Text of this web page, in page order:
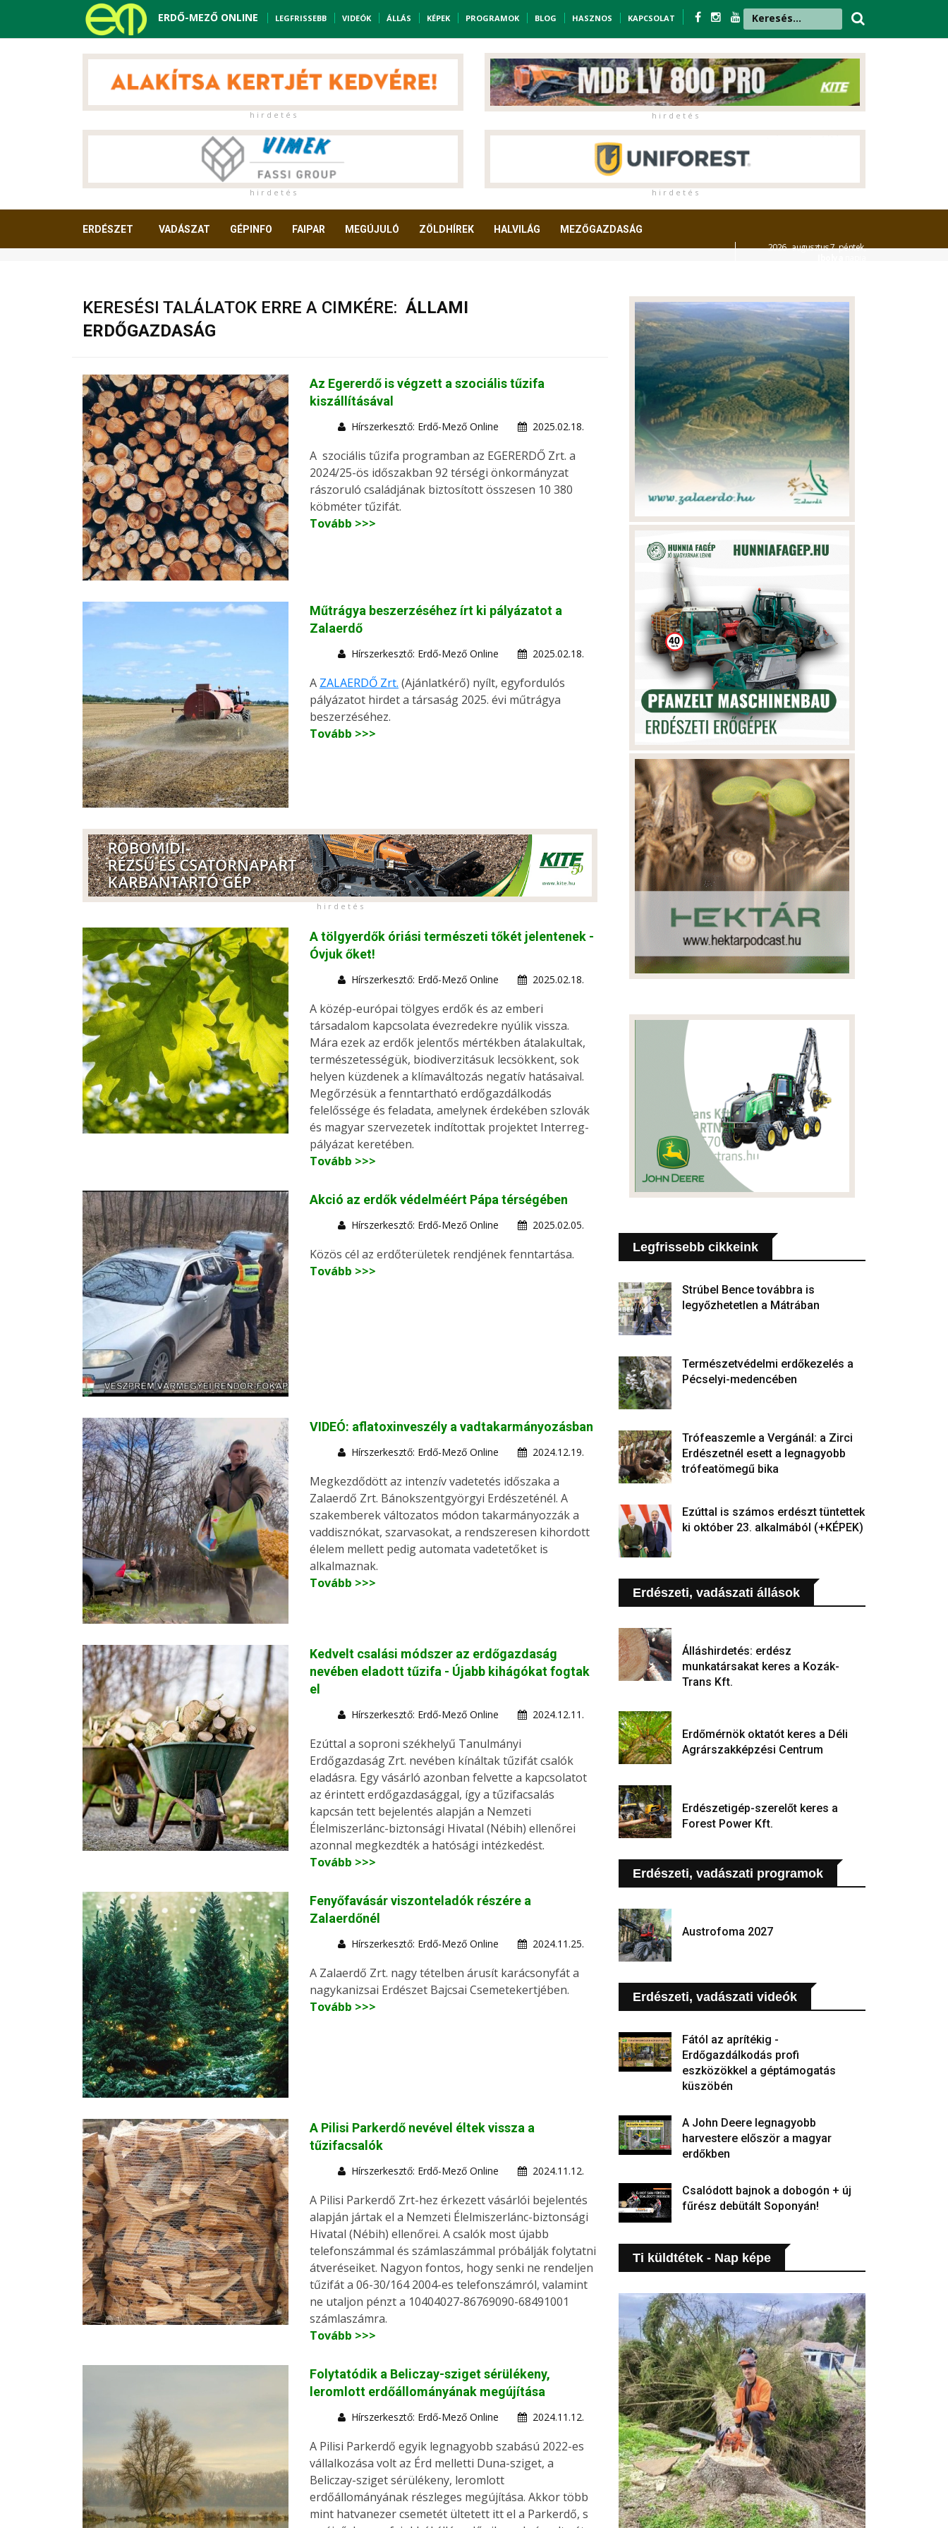
ERDŐ-MEZŐ ONLINE LEGFRISSEBB VIDEÓK ÁLLÁS KÉPEK PROGRAMOK BLOG HASZNOS KAPCSOLAT
h i r d e t é s h i r d e t é s
h i r d e t é s h i r d e t é s
ERDÉSZET VADÁSZAT GÉPINFO FAIPAR MEGÚJULÓ ZÖLDHÍREK HALVILÁG MEZŐGAZDASÁG
2026. augusztus 7. péntek,
KERESÉSI TALÁLATOK ERRE A CIMKÉRE: ÁLLAMI
ERDŐGAZDASÁG
Az Egererdő is végzett a szociális tűzifa
kiszállításával
Hírszerkesztő: Erdő-Mező Online 2025.02.18.
A szociális tűzifa programban az EGERERDŐ Zrt. a
2024/25-ös időszakban 92 térségi önkormányzat
rászoruló családjának biztosított összesen 10 380
köbméter tűzifát.
Tovább >>>
Műtrágya beszerzéséhez írt ki pályázatot a
Zalaerdő
Hírszerkesztő: Erdő-Mező Online 2025.02.18.
A ZALAERDŐ Zrt. (Ajánlatkérő) nyílt, egyfordulós
pályázatot hirdet a társaság 2025. évi műtrágya
beszerzéséhez.
Tovább >>>
h i r d e t é s
A tölgyerdők óriási természeti tőkét jelentenek -
Óvjuk őket!
Hírszerkesztő: Erdő-Mező Online 2025.02.18.
A közép-európai tölgyes erdők és az emberi
társadalom kapcsolata évezredekre nyúlik vissza.
Mára ezek az erdők jelentős mértékben átalakultak,
természetességük, biodiverzitásuk lecsökkent, sok
helyen küzdenek a klímaváltozás negatív hatásaival.
Megőrzésük a fenntartható erdőgazdálkodás
felelőssége és feladata, amelynek érdekében szlovák
és magyar szervezetek indítottak projektet Interreg-
pályázat keretében.
Tovább >>>
Akció az erdők védelméért Pápa térségében
Hírszerkesztő: Erdő-Mező Online 2025.02.05.
Közös cél az erdőterületek rendjének fenntartása.
Tovább >>>
VIDEÓ: aflatoxinveszély a vadtakarmányozásban
Hírszerkesztő: Erdő-Mező Online 2024.12.19.
Megkezdődött az intenzív vadetetés időszaka a
Zalaerdő Zrt. Bánokszentgyörgyi Erdészeténél. A
szakemberek változatos módon takarmányozzák a
vaddisznókat, szarvasokat, a rendszeresen kihordott
élelem mellett pedig automata vadetetőket is
alkalmaznak.
Tovább >>>
Kedvelt csalási módszer az erdőgazdaság
nevében eladott tűzifa - Újabb kihágókat fogtak
el
Hírszerkesztő: Erdő-Mező Online 2024.12.11.
Ezúttal a soproni székhelyű Tanulmányi
Erdőgazdaság Zrt. nevében kínáltak tűzifát csalók
eladásra. Egy vásárló azonban felvette a kapcsolatot
az érintett erdőgazdasággal, így a tűzifacsalás
kapcsán tett bejelentés alapján a Nemzeti
Élelmiszerlánc-biztonsági Hivatal (Nébih) ellenőrei
azonnal megkezdték a hatósági intézkedést.
Tovább >>>
Fenyőfavásár viszonteladók részére a
Zalaerdőnél
Hírszerkesztő: Erdő-Mező Online 2024.11.25.
A Zalaerdő Zrt. nagy tételben árusít karácsonyfát a
nagykanizsai Erdészet Bajcsai Csemetekertjében.
Tovább >>>
A Pilisi Parkerdő nevével éltek vissza a
tűzifacsalók
Hírszerkesztő: Erdő-Mező Online 2024.11.12.
A Pilisi Parkerdő Zrt-hez érkezett vásárlói bejelentés
alapján jártak el a Nemzeti Élelmiszerlánc-biztonsági
Hivatal (Nébih) ellenőrei. A csalók most újabb
telefonszámmal és számlaszámmal próbálják folytatni
átveréseiket. Nagyon fontos, hogy senki ne rendeljen
tűzifát a 06-30/164 2004-es telefonszámról, valamint
ne utaljon pénzt a 10404027-86769090-68491001
számlaszámra.
Tovább >>>
Folytatódik a Beliczay-sziget sérülékeny,
leromlott erdőállományának megújítása
Hírszerkesztő: Erdő-Mező Online 2024.11.12.
A Pilisi Parkerdő egyik legnagyobb szabású 2022-es
vállalkozása volt az Érd melletti Duna-sziget, a
Beliczay-sziget sérülékeny, leromlott
erdőállományának részleges megújítása. Akkor több
mint hatvanezer csemetét ültetett itt el a Parkerdő, s
Legfrissebb cikkeink
Strúbel Bence továbbra is
legyőzhetetlen a Mátrában
Természetvédelmi erdőkezelés a
Pécselyi-medencében
Trófeaszemle a Vergánál: a Zirci
Erdészetnél esett a legnagyobb
trófeatömegű bika
Ezúttal is számos erdészt tüntettek
ki október 23. alkalmából (+KÉPEK)
Erdészeti, vadászati állások
Álláshirdetés: erdész
munkatársakat keres a Kozák-
Trans Kft.
Erdőmérnök oktatót keres a Déli
Agrárszakképzési Centrum
Erdészetigép-szerelőt keres a
Forest Power Kft.
Erdészeti, vadászati programok
Austrofoma 2027
Erdészeti, vadászati videók
Fától az aprítékig -
Erdőgazdálkodás profi
eszközökkel a géptámogatás
küszöbén
A John Deere legnagyobb
harvestere először a magyar
erdőkben
Csalódott bajnok a dobogón + új
fűrész debütált Soponyán!
Ti küldtétek - Nap képe